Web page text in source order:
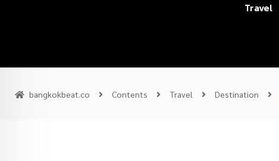
Travel
bangkokbeat.co Contents Travel Destination